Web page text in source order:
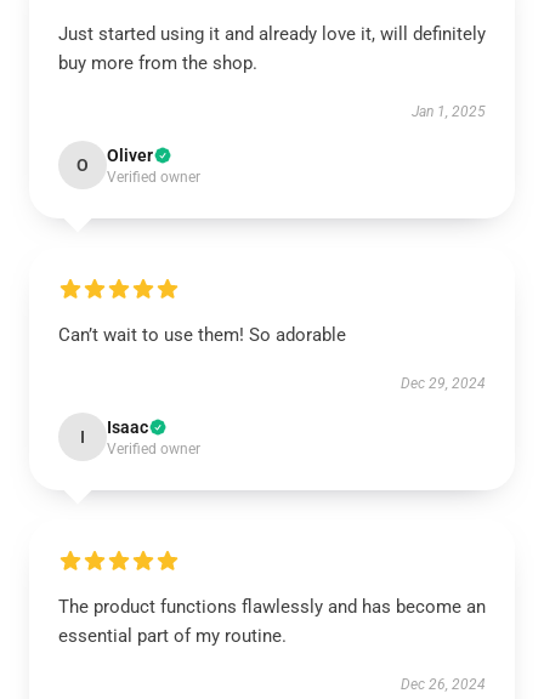
Just started using it and already love it, will definitely
buy more from the shop.
Jan 1, 2025
O Oliver
Verified owner
Can’t wait to use them! So adorable
Dec 29, 2024
I Isaac
Verified owner
The product functions flawlessly and has become an
essential part of my routine.
Dec 26, 2024